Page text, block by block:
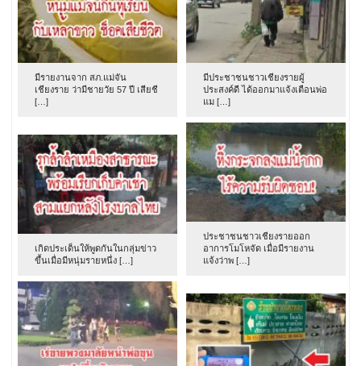
มีรายงานจาก สภ.แม่จัน
เชียงราย ว่ามีชายวัย 57 ปี เสียชี
[…]
มีประชาชนชาวเชียงรายผู้
ประสงค์ดี ได้ออกมาแจ้งเตือนพ่อ
แม […]
เกิดประเด็นให้พูดกันในกลุ่มข่าว
ขึ้นเมื่อมีหนุ่มรายหนึ่ง […]
ประชาชนชาวเชียงรายออก
อาการโมโหจัด เมื่อมีรายงาน
แจ้งว่าพ […]